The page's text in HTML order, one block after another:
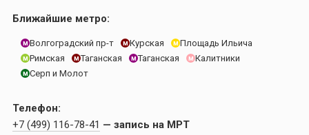
Ближайшие метро:
м Волгоградский пр-т м Курская м Площадь Ильича
м Римская м Таганская м Таганская м Калитники
м Серп и Молот
Телефон:
+7 (499) 116-78-41 — запись на МРТ